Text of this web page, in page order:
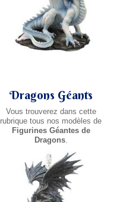
Dragons Géants
Vous trouverez dans cette
rubrique tous nos modèles de
Figurines Géantes de
Dragons.